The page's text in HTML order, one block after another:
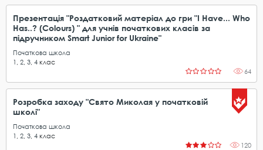
Презентація "Роздатковий матеріал до гри "I Have... Who
Has..? (Colours) " для учнів початкових класів за
підручником Smart Junior for Ukraine"
Початкова школа
1
2 3 4 клас
64
Розробка заходу "Свято Миколая у початковій
школі"
Початкова школа
1
2 3 4 клас
120